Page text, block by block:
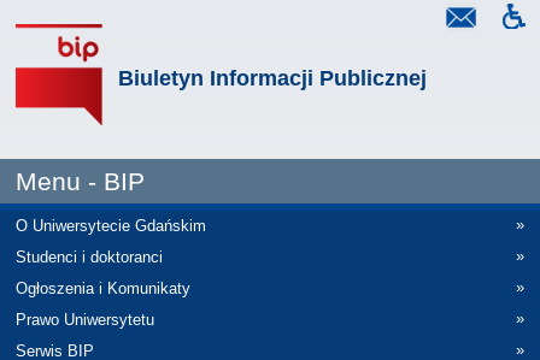
Biuletyn Informacji Publicznej
Menu - BIP
O Uniwersytecie Gdańskim
»
Studenci i doktoranci
»
Ogłoszenia i Komunikaty
»
Prawo Uniwersytetu
»
Serwis BIP
»